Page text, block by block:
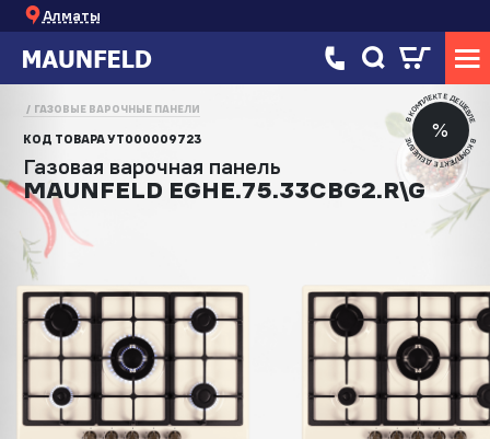
Алматы
%
В КОМПЛЕКТЕ ДЕШЕВЛЕ
В КОМПЛЕКТЕ ДЕШЕВЛЕ
ГАЗОВЫЕ ВАРОЧНЫЕ ПАНЕЛИ
КОД ТОВАРАУТ000009723
Газовая варочная панель
MAUNFELD EGHE.75.33CBG2.R\G